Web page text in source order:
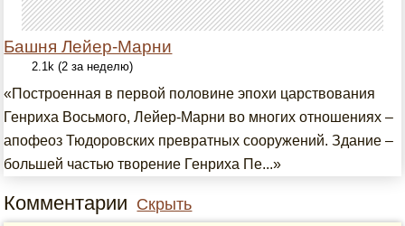
Башня Лейер-Марни
2.1k (2 за неделю)
«Построенная в первой половине эпохи царствования
Генриха Восьмого, Лейер-Марни во многих отношениях –
апофеоз Тюдоровских превратных сооружений. Здание –
большей частью творение Генриха Пе...»
Комментарии Скрыть